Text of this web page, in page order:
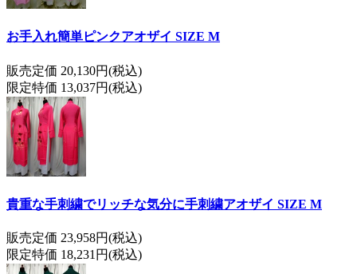
お手入れ簡単ピンクアオザイ SIZE M
販売定価 20,130円(税込)
限定特価 13,037円(税込)
貴重な手刺繍でリッチな気分に手刺繍アオザイ SIZE M
販売定価 23,958円(税込)
限定特価 18,231円(税込)